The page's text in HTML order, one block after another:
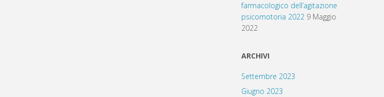
farmacologico dell’agitazione
psicomotoria 2022 9 Maggio
2022
ARCHIVI
Settembre 2023
Giugno 2023